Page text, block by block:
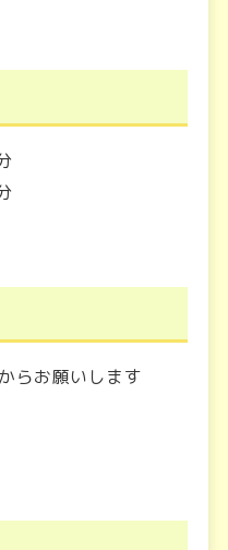
からお願いします